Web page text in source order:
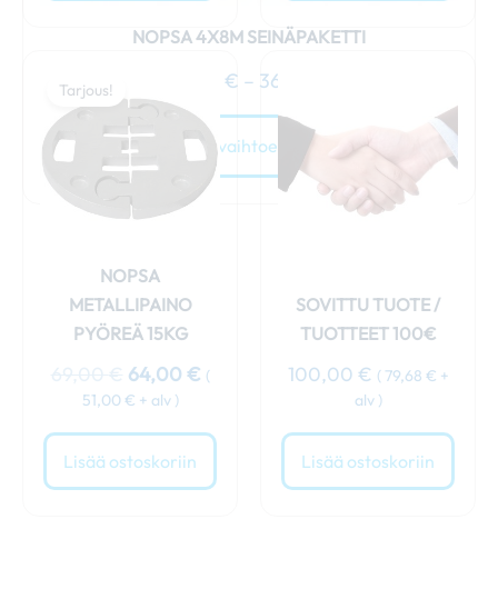
NOPSA 4X8M SEINÄPAKETTI
€ – 360,00
Valitse vaihtoehdoista
Tarjous!
NOPSA
METALLIPAINO
PYÖREÄ 15KG
oli:
69,00 €.
64,00 €
hinta
on:
64,00 €.
(
51,00€ + alv )
Lisää ostoskoriin
SOVITTU TUOTE /
TUOTTEET 100€
100,00 € ( 79,68 € +
alv )
Lisää ostoskoriin